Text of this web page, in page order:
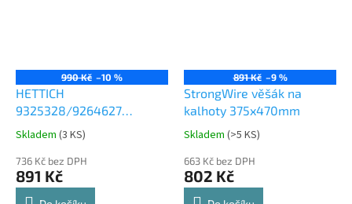
990 Kč –10 %
HETTICH
9325328/9264627
Comfort Spin 360° otočná
police 8kg
Průměrné
produktu
je
4,8
Skladem (3 KS)
736 Kč bez DPH
891 Kč
891 Kč –9 %
StrongWire věšák na
kalhoty 375x470mm
Průměrné
produktu
je
4,8
Skladem (>5 KS)
663 Kč bez DPH
802 Kč